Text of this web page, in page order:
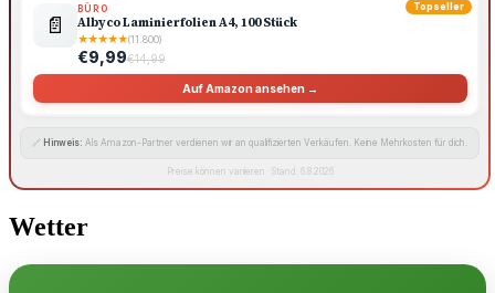
Topseller
📄
BÜRO
Albyco Laminierfolien A4, 100 Stück
★★★★★(11.800)
€9,99€14,99
Auf Amazon ansehen →
🔗 Hinweis: Als Amazon-Partner verdienen wir an qualifizierten Verkäufen. Keine Mehrkosten für dich.
Preise können variieren · Stand: 6.8.2026
Wetter